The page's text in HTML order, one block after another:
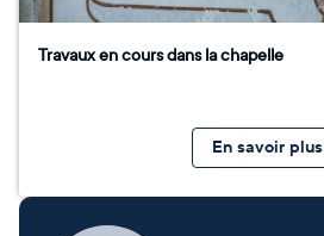
Travaux en cours dans la chapelle
En savoir plus